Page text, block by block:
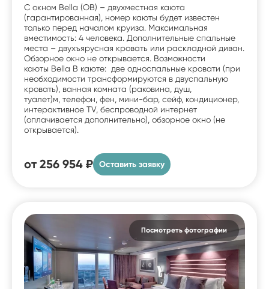
С окном Bella (OB) – двухместная каюта
(гарантированная), номер каюты будет известен
только перед началом круиза. Максимальная
вместимость: 4 человека. Дополнительные спальные
места – двухъярусная кровать или раскладной диван.
Обзорное окно не открывается. Возможности
каюты Bella В каюте: две односпальные кровати (при
необходимости трансформируются в двуспальную
кровать), ванная комната (раковина, душ,
туалет)м, телефон, фен, мини-бар, сейф, кондиционер,
интерактивное TV, беспроводной интернет
(оплачивается дополнительно), обзорное окно (не
открывается).
от 256 954 ₽ Оставить заявку
Посмотреть фотографии